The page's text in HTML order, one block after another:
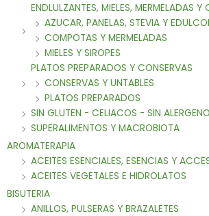
ENDLULZANTES, MIELES, MERMELADAS
AZUCAR, PANELAS, STEVIA Y
COMPOTAS Y MERMELADAS
MIELES Y SIROPES
PLATOS PREPARADOS Y CONSERVAS
CONSERVAS Y UNTABLES
PLATOS PREPARADOS
SIN GLUTEN - CELIACOS - SIN
SUPERALIMENTOS Y MACROBIOTA
AROMATERAPIA
ACEITES ESENCIALES, ESENCIAS Y
ACEITES VEGETALES E HIDROLATOS
BISUTERIA
ANILLOS, PULSERAS Y BRAZALETES